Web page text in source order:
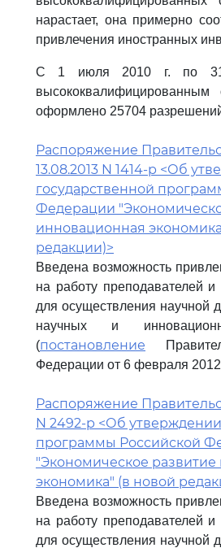
нарастает, она примерно
привлечения иностранных
С 1 июля 2010 г. по 31
высококвалифицированным
оформлено 25704
Распоряжение
13.08.2013 N 1414-р <Об
государственной
Федерации
инновационная
редакции)>
Введена возможность
на работу преподавателей и
для осуществления научной
научных и
(постановление
Федерации от 6 февраля 2012
Распоряжение
N 2492-р <Об
программы Российской
"Экономическое
экономика" (в новой
Введена возможность
на работу преподавателей и
для осуществления научной